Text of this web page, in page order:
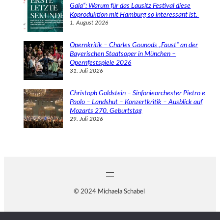
Gala“: Warum für das Lausitz Festival diese
Koproduktion mit Hamburg so interessant ist.
1. August 2026
Opernkritik – Charles Gounods „Faust“ an der
Bayerischen Staatsoper in München –
Opernfestspiele 2026
31. Juli 2026
Christoph Goldstein – Sinfonieorchester Pietro e
Paolo – Landshut – Konzertkritik – Ausblick auf
Mozarts 270. Geburtstag
29. Juli 2026
© 2024 Michaela Schabel